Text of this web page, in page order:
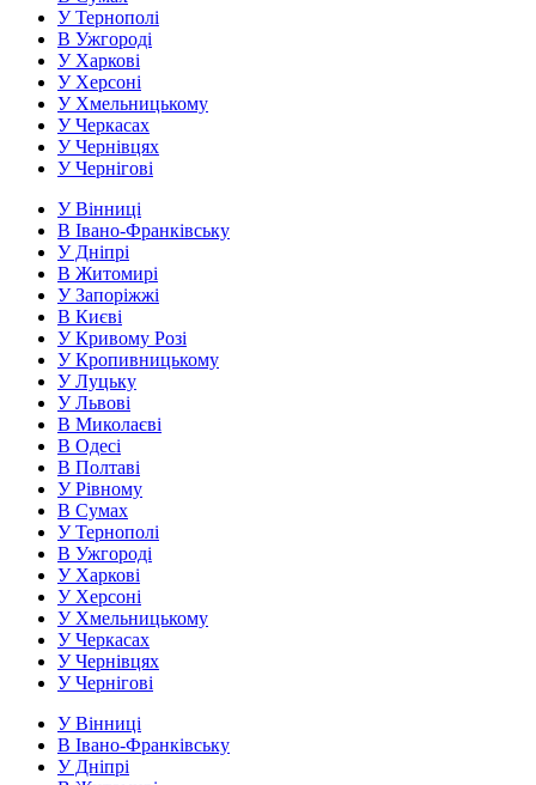
У Тернополі
В Ужгороді
У Харкові
У Херсоні
У Хмельницькому
У Черкасах
У Чернівцях
У Чернігові
У Вінниці
В Івано-Франківську
У Дніпрі
В Житомирі
У Запоріжжі
В Києві
У Кривому Розі
У Кропивницькому
У Луцьку
У Львові
В Миколаєві
В Одесі
В Полтаві
У Рівному
В Сумах
У Тернополі
В Ужгороді
У Харкові
У Херсоні
У Хмельницькому
У Черкасах
У Чернівцях
У Чернігові
У Вінниці
В Івано-Франківську
У Дніпрі